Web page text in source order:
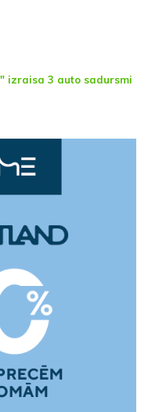
izraisa 3 auto sadursmi